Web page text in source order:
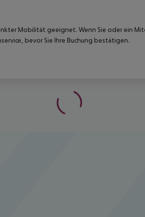
Mobilität geeignet. Wenn Sie oder ein
bevor Sie Ihre Buchung bestätigen.